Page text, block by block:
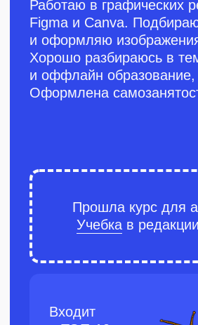
Задача
Лента — это огромная сеть
гипермаркетов по всей стране. Туда
ходят тысячи людей каждый день
в разных городах России. Помимо
оффлайн магазинов, у Ленты есть
еще и мобильное приложение —
Лента Онлайн. Там доставку
продуктов можно заказать не выходя